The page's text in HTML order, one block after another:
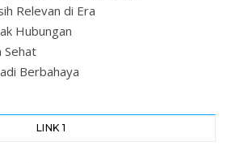
Relevan di Era
Hubungan
Sehat
Berbahaya
LINK 1